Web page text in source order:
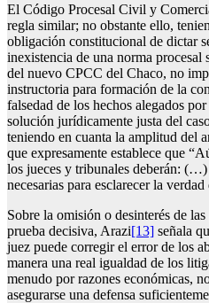
El Código Procesal Civil y
regla similar; no obstante ello,
obligación constitucional de dictar
inexistencia de una norma
del nuevo CPCC del Chaco, no
instructoria para formación de la
falsedad de los hechos alegados
solución jurídicamente justa del
teniendo en cuanta la amplitud del
que expresamente establece que
los jueces y tribunales deberán:
necesarias para esclarecer la
Sobre la omisión o desinterés de
prueba decisiva, Arazi[13] señala
juez puede corregir el error de los
manera una real igualdad de los
menudo por razones económicas,
asegurarse una defensa